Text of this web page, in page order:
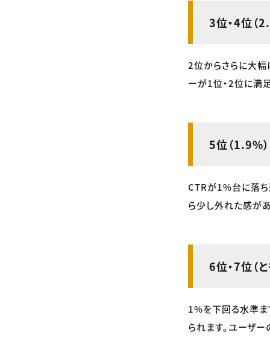
3位・4位（
2位からさらに大幅
ーが1位・2位に満
5位（1.9%）
CTRが1%台に落ち
ら少し外れた感があ
6位・7位（
1%を下回る水準ま
られます。ユーザ